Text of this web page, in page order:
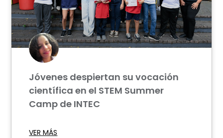
Jóvenes despiertan su vocación
científica en el STEM Summer
Camp de INTEC
VER MÁS